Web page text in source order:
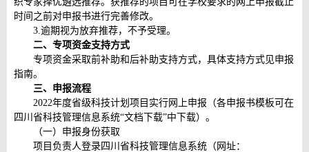
时间之前对申报书进行完善修改。
3.逾期视为放弃推荐，不予受理。
二、专项资金支持方式
专项资金采取前补助和后补助支持方式，具体支持方式见申报
指南。
三、申报流程
2022年度省级科技计划项目实行网上申报（各申报书模板可在
四川省科技管理信息系统“文档下载”中下载）。
（一）申报身份获取
项目负责人登录四川省科技管理信息系统（网址：